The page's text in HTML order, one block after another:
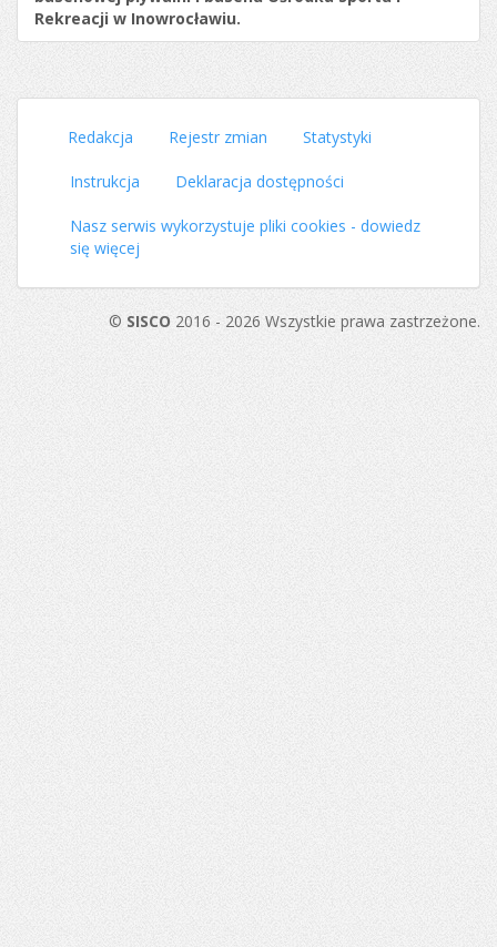
Rekreacji w Inowrocławiu.
Redakcja Rejestr zmian Statystyki
Instrukcja Deklaracja dostępności
Nasz serwis wykorzystuje pliki cookies - dowiedz
się więcej
© SISCO 2016 - 2026 Wszystkie prawa zastrzeżone.